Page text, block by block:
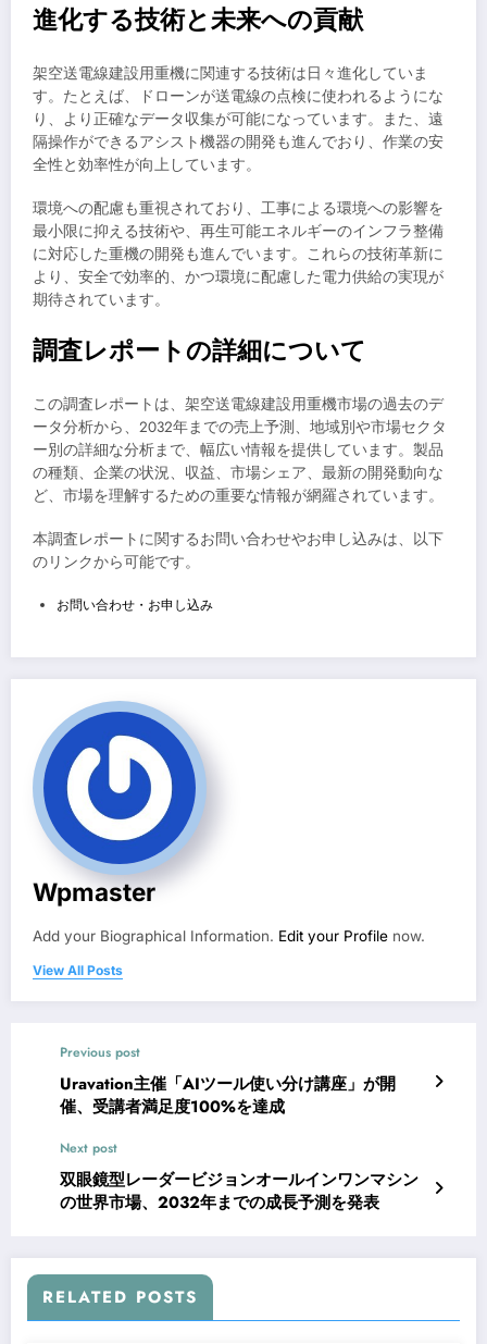
進化する技術と未来への貢献
架空送電線建設用重機に関連する技術は日々進化していま
す。たとえば、ドローンが送電線の点検に使われるようにな
り、より正確なデータ収集が可能になっています。また、遠
隔操作ができるアシスト機器の開発も進んでおり、作業の安
全性と効率性が向上しています。
環境への配慮も重視されており、工事による環境への影響を
最小限に抑える技術や、再生可能エネルギーのインフラ整備
に対応した重機の開発も進んでいます。これらの技術革新に
より、安全で効率的、かつ環境に配慮した電力供給の実現が
期待されています。
調査レポートの詳細について
この調査レポートは、架空送電線建設用重機市場の過去のデ
ータ分析から、2032年までの売上予測、地域別や市場セクタ
ー別の詳細な分析まで、幅広い情報を提供しています。製品
の種類、企業の状況、収益、市場シェア、最新の開発動向な
ど、市場を理解するための重要な情報が網羅されています。
本調査レポートに関するお問い合わせやお申し込みは、以下
のリンクから可能です。
お問い合わせ・お申し込み
Wpmaster
Add your Biographical Information. Edit your Profile now.
View All Posts
Previous post
Uravation主催「AIツール使い分け講座」が開
催、受講者満足度100%を達成
Next post
双眼鏡型レーダービジョンオールインワンマシン
の世界市場、2032年までの成長予測を発表
RELATED POSTS